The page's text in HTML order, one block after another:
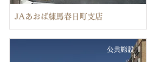
JAあおば練馬春日町支店
公共施設